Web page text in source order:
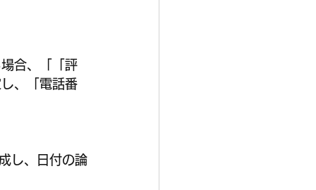
合、「「評
、「電話番
し、日付の論